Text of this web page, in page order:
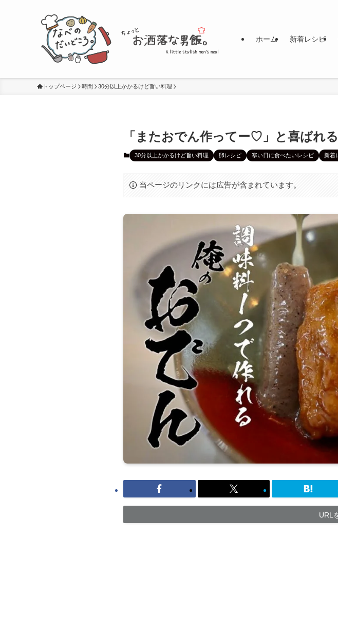
ホーム 新着レシピ
トップページ 時間 30分以上かかるけど旨い料理
「またおでん作ってー♡」と喜ばれ
30分以上かかるけど旨い料理 卵レシピ 寒い日に食べたいレシピ 新着
当ページのリンクには広告が含まれています。
URL